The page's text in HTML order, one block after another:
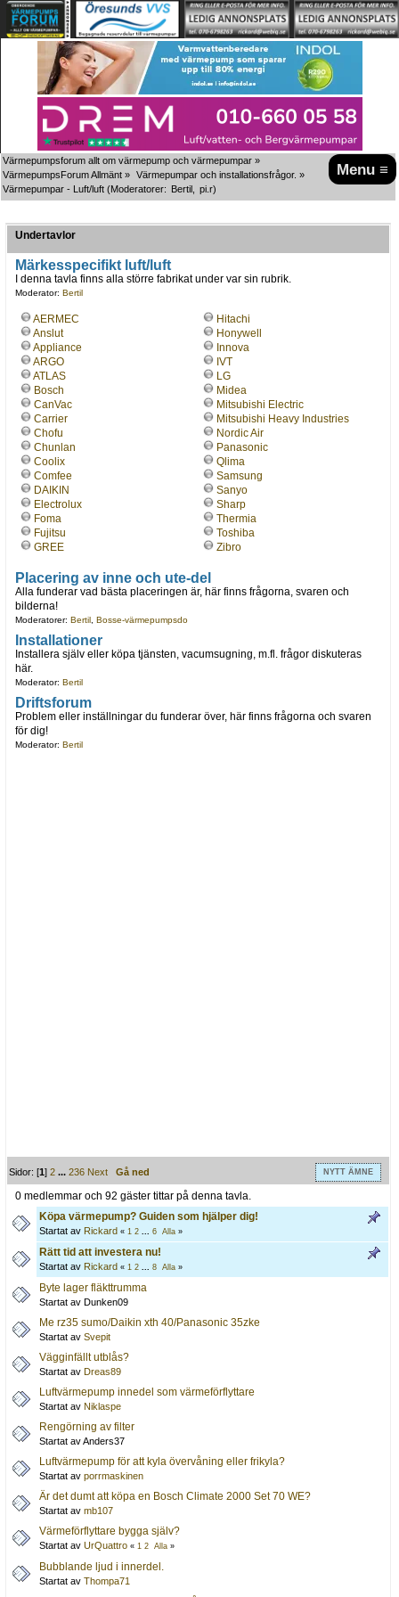
Menu ≡
Värmepumpsforum allt om värmepump och värmepumpar »
VärmepumpsForum Allmänt » Värmepumpar och installationsfrågor. »
Värmepumpar - Luft/luft (Moderatorer: Bertil pi.r)
Undertavlor
Märkesspecifikt luft/luft
I denna tavla finns alla större fabrikat under var sin rubrik.
Moderator: Bertil
AERMEC
Anslut
Appliance
ARGO
ATLAS
Bosch
CanVac
Carrier
Chofu
Chunlan
Coolix
Comfee
DAIKIN
Electrolux
Foma
Fujitsu
GREE
Hitachi
Honywell
Innova
IVT
LG
Midea
Mitsubishi Electric
Mitsubishi Heavy Industries
Nordic Air
Panasonic
Qlima
Samsung
Sanyo
Sharp
Thermia
Toshiba
Zibro
Placering av inne och ute-del
Alla funderar vad bästa placeringen är, här finns frågorna, svaren och
bilderna!
Moderatorer: Bertil, Bosse-värmepumpsdo
Installationer
Installera själv eller köpa tjänsten, vacumsugning, m.fl. frågor diskuteras
här.
Moderator: Bertil
Driftsforum
Problem eller inställningar du funderar över, här finns frågorna och svaren
för dig!
Moderator: Bertil
Sidor: [1]2 ...236 Next Gå ned NYTT ÄMNE
0 medlemmar och 92 gäster tittar på denna tavla.
Köpa värmepump? Guiden som hjälper dig!
Startat av Rickard « 1 2 6 Alla »
Rätt tid att investera nu!
Startat av Rickard « 1 2 8 Alla »
Byte lager fläkttrumma
Startat av Dunken09
Me rz35 sumo/Daikin xth 40/Panasonic 35zke
Startat av Svepit
Vägginfällt utblås?
Startat av Dreas89
Luftvärmepump innedel som värmeförflyttare
Startat av Niklaspe
Rengörning av filter
Startat av Anders37
Luftvärmepump för att kyla övervåning eller frikyla?
Startat av porrmaskinen
Är det dumt att köpa en Bosch Climate 2000 Set 70 WE?
Startat av mb107
Värmeförflyttare bygga själv?
Startat av UrQuattro « 1 2 Alla »
Bubblande ljud i innerdel.
Startat av Thompa71